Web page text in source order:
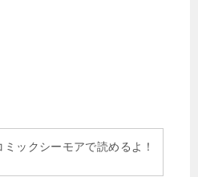
ックシーモアで読めるよ！